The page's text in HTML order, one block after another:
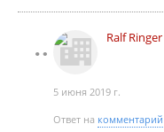
Ralf Ringer
5 июня 2019 г.
Ответ на комментарий